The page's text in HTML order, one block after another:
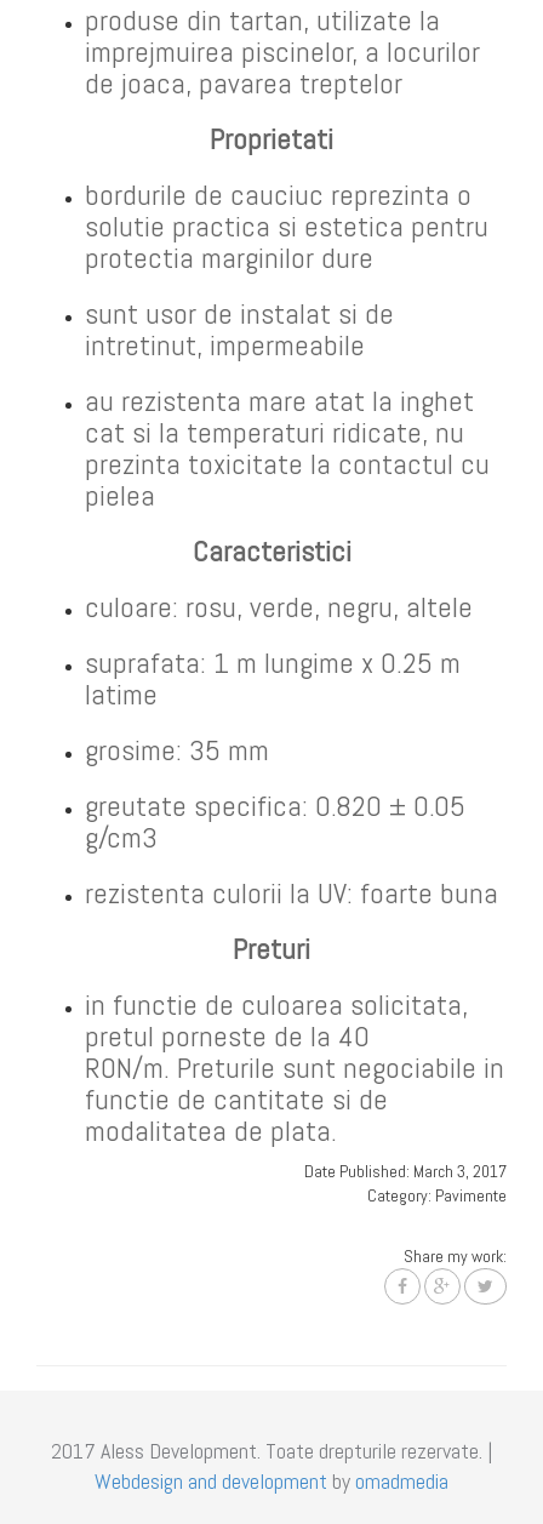
produse din tartan, utilizate la
imprejmuirea piscinelor, a locurilor
de joaca, pavarea treptelor
Proprietati
bordurile de cauciuc reprezinta o
solutie practica si estetica pentru
protectia marginilor dure
sunt usor de instalat si de
intretinut, impermeabile
au rezistenta mare atat la inghet
cat si la temperaturi ridicate, nu
prezinta toxicitate la contactul cu
pielea
Caracteristici
culoare: rosu, verde, negru, altele
suprafata: 1 m lungime x 0.25 m
latime
grosime: 35 mm
greutate specifica: 0.820 ± 0.05
g/cm3
rezistenta culorii la UV: foarte buna
Preturi
in functie de culoarea solicitata,
pretul porneste de la 40
RON/m. Preturile sunt negociabile in
functie de cantitate si de
modalitatea de plata.
Date Published: March 3, 2017
Category: Pavimente
Share my work:
2017 Aless Development. Toate drepturile rezervate. |
Webdesign and development by omadmedia